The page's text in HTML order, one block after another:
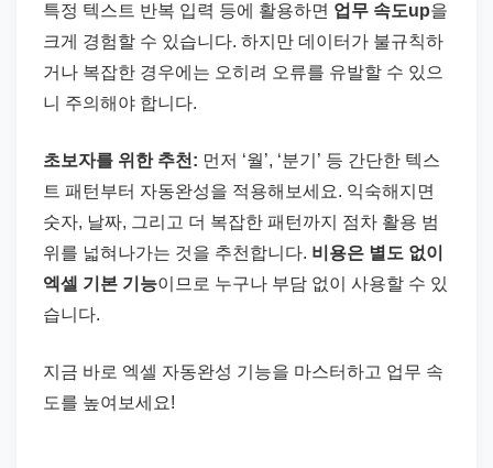
특정 텍스트 반복 입력 등에 활용하면 업무 속도up을
크게 경험할 수 있습니다. 하지만 데이터가 불규칙하
거나 복잡한 경우에는 오히려 오류를 유발할 수 있으
니 주의해야 합니다.
초보자를 위한 추천: 먼저 ‘월’, ‘분기’ 등 간단한 텍스
트 패턴부터 자동완성을 적용해보세요. 익숙해지면
숫자, 날짜, 그리고 더 복잡한 패턴까지 점차 활용 범
위를 넓혀나가는 것을 추천합니다. 비용은 별도 없이
엑셀 기본 기능이므로 누구나 부담 없이 사용할 수 있
습니다.
지금 바로 엑셀 자동완성 기능을 마스터하고 업무 속
도를 높여보세요!